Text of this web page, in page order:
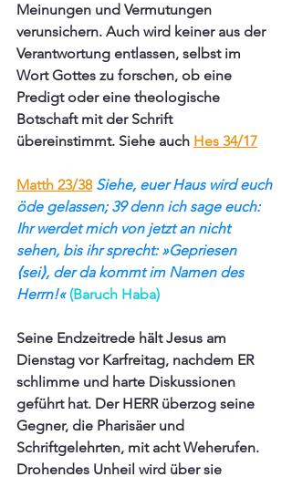
Meinungen und Vermutungen
verunsichern. Auch wird keiner aus der
Verantwortung entlassen, selbst im
Wort Gottes zu forschen, ob eine
Predigt oder eine theologische
Botschaft mit der Schrift
übereinstimmt. Siehe auch Hes 34/17
Matth 23/38 Siehe, euer Haus wird euch
öde gelassen; 39 denn ich sage euch:
Ihr werdet mich von jetzt an nicht
sehen, bis ihr sprecht: »Gepriesen
⟨sei⟩, der da kommt im Namen des
Herrn!« (Baruch Haba)
Seine Endzeitrede hält Jesus am
Dienstag vor Karfreitag, nachdem ER
schlimme und harte Diskussionen
geführt hat. Der HERR überzog seine
Gegner, die Pharisäer und
Schriftgelehrten, mit acht Weherufen.
Drohendes Unheil wird über sie